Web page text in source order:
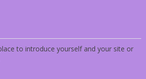
to introduce yourself and your site or